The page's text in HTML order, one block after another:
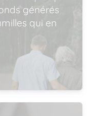
générés
qui en